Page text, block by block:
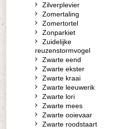
Zilverplevier
Zomertaling
Zomertortel
Zonparkiet
Zuidelijke
reuzenstormvogel
Zwarte eend
Zwarte ekster
Zwarte kraai
Zwarte leeuwerik
Zwarte lori
Zwarte mees
Zwarte ooievaar
Zwarte roodstaart